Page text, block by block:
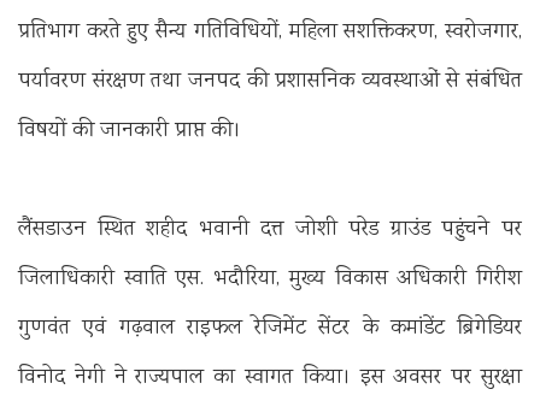
प्रतिभाग करते हुए सैन्य गतिविधियों, महिला सशक्तिकरण, स्वरोजगार,
पर्यावरण संरक्षण तथा जनपद की प्रशासनिक व्यवस्थाओं से संबंधित
विषयों की जानकारी प्राप्त की।
लैंसडाउन स्थित शहीद भवानी दत्त जोशी परेड ग्राउंड पहुंचने पर
जिलाधिकारी स्वाति एस. भदौरिया, मुख्य विकास अधिकारी गिरीश
गुणवंत एवं गढ़वाल राइफल रेजिमेंट सेंटर के कमांडेंट ब्रिगेडियर
विनोद नेगी ने राज्यपाल का स्वागत किया। इस अवसर पर सुरक्षा